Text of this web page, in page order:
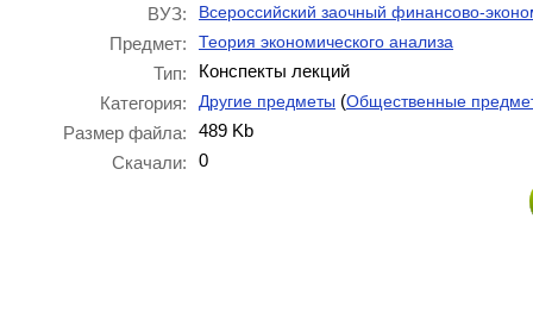
ВУЗ: Всероссийский заочный финансово-
Предмет: Теория экономического анализа
Тип:
Конспекты лекций
Категория:
Другие предметы (Общественные
Размер файла:
489 Kb
Скачали:
0